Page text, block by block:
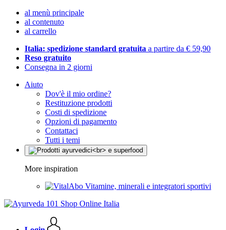
al menù principale
al contenuto
al carrello
Italia: spedizione standard gratuita a partire da € 59,90
Reso gratuito
Consegna in 2 giorni
Aiuto
Dov'è il mio ordine?
Restituzione prodotti
Costi di spedizione
Opzioni di pagamento
Contattaci
Tutti i temi
More inspiration
Vitamine, minerali e integratori sportivi